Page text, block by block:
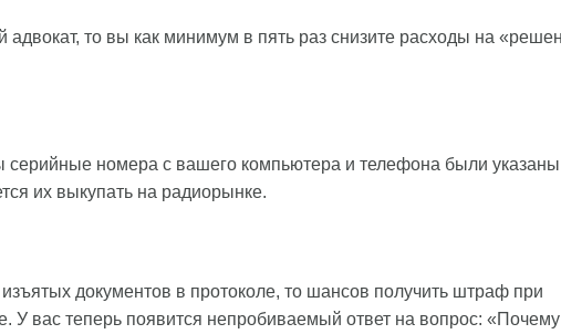
адвокат, то вы как минимум в пять раз снизите расходы на
серийные номера с вашего компьютера и телефона были
их выкупать на радиорынке.
документов в протоколе, то шансов получить штраф при
У вас теперь появится непробиваемый ответ на вопрос: